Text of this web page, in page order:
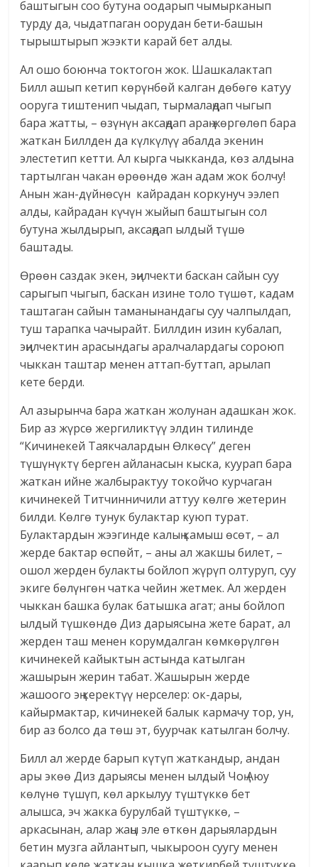
баштыгын соо бутуна оодарып чымырканып
турду да, чыдатпаган оорудан бети-башын
тырыштырып жээкти карай бет алды.
Ал ошо боюнча токтогон жок. Шашкалактап
Билл ашып кетип көрүнбөй калган дөбөгө катуу
ооруга тиштенип чыдап, тырмалаңдап чыгып
бара жатты, – өзүнүн аксаңдап араң жөргөлөп бара
жаткан Биллден да күлкүлүү абалда экенин
элестетип кетти. Ал кырга чыкканда, көз алдына
тартылган чакан өрөөндө жан адам жок болчу!
Анын жан-дүйнөсүн кайрадан коркунуч ээлеп
алды, кайрадан күчүн жыйып баштыгын сол
бутуна жылдырып, аксаңдап ылдый түшө
баштады.
Өрөөн саздак экен, эңилчекти баскан сайын суу
сарыгып чыгып, баскан изине толо түшөт, кадам
таштаган сайын таманынандагы суу чалпылдап,
туш тарапка чачырайт. Биллдин изин кубалап,
эңилчектин арасындагы аралчалардагы сороюп
чыккан таштар менен аттап-буттап, арылап
кете берди.
Ал азырынча бара жаткан жолунан адашкан жок.
Бир аз жүрсө жергиликтүү элдин тилинде
“Кичинекей Таякчалардын Өлкөсү” деген
түшүнүктү берген айланасын кыска, куурап бара
жаткан ийне жалбырактуу токойчо курчаган
кичинекей Титчинничили аттуу көлгө жетерин
билди. Көлгө тунук булактар куюп турат.
Булактардын жээгинде калың камыш өсөт, – ал
жерде бактар өспөйт, – аны ал жакшы билет, –
ошол жерден булакты бойлоп жүрүп олтуруп, суу
экиге бөлүнгөн чатка чейин жетмек. Ал жерден
чыккан башка булак батышка агат; аны бойлоп
ылдый түшкөндө Диз дарыясына жете барат, ал
жерден таш менен корумдалган көмкөрүлгөн
кичинекей кайыктын астында катылган
жашырын жерин табат. Жашырын жерде
жашоого эң керектүү нерселер: ок-дары,
кайырмактар, кичинекей балык кармачу тор, ун,
бир аз болсо да төш эт, буурчак катылган болчу.
Билл ал жерде барып күтүп жаткандыр, андан
ары экөө Диз дарыясы менен ылдый Чоң Аюу
көлүнө түшүп, көл аркылуу түштүккө бет
алышса, эч жакка бурулбай түштүккө, –
аркасынан, алар жаңы эле өткөн дарыялардын
бетин музга айлантып, чыкыроон суугу менен